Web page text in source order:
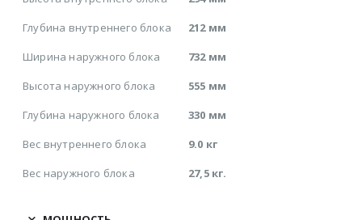
Глубина внутреннего блока
212 мм
Ширина наружного блока
732 мм
Высота наружного блока
555 мм
Глубина наружного блока
330 мм
Вес внутреннего блока
9.0 кг
Вес наружного блока
27,5 кг.